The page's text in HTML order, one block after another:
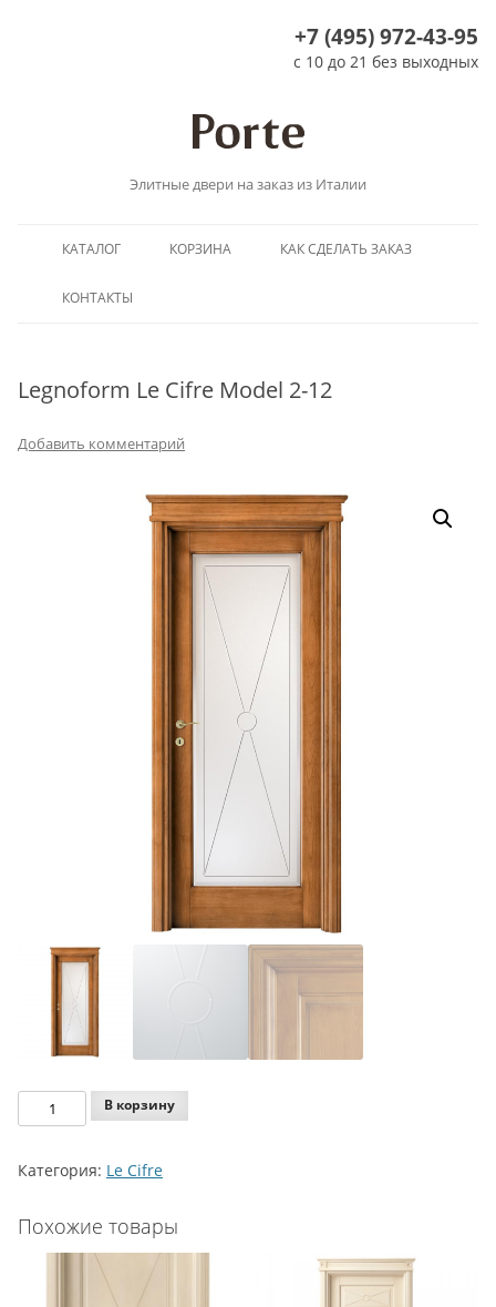
+7 (495) 972-43-95
с 10 до 21 без выходных
Элитные двери на заказ из Италии
КАТАЛОГ КОРЗИНА КАК СДЕЛАТЬ ЗАКАЗ
КОНТАКТЫ
Legnoform Le Cifre Model 2-12
Добавить комментарий
Количество
Legnoform
Cifre
2-
В корзину
Категория: Le Cifre
Похожие товары